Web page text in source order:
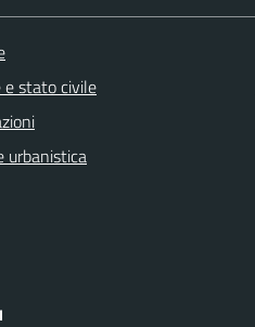
e stato civile
urbanistica